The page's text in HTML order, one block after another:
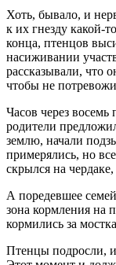
Хоть, бывало, и
к их гнезду какой-
конца, птенцов
насиживании
рассказывали, что
чтобы не
Часов через
родители
землю, начали
примерялись, но
скрылся на
А поредевшее
зона кормления на
кормились за
Птенцы подросли, и